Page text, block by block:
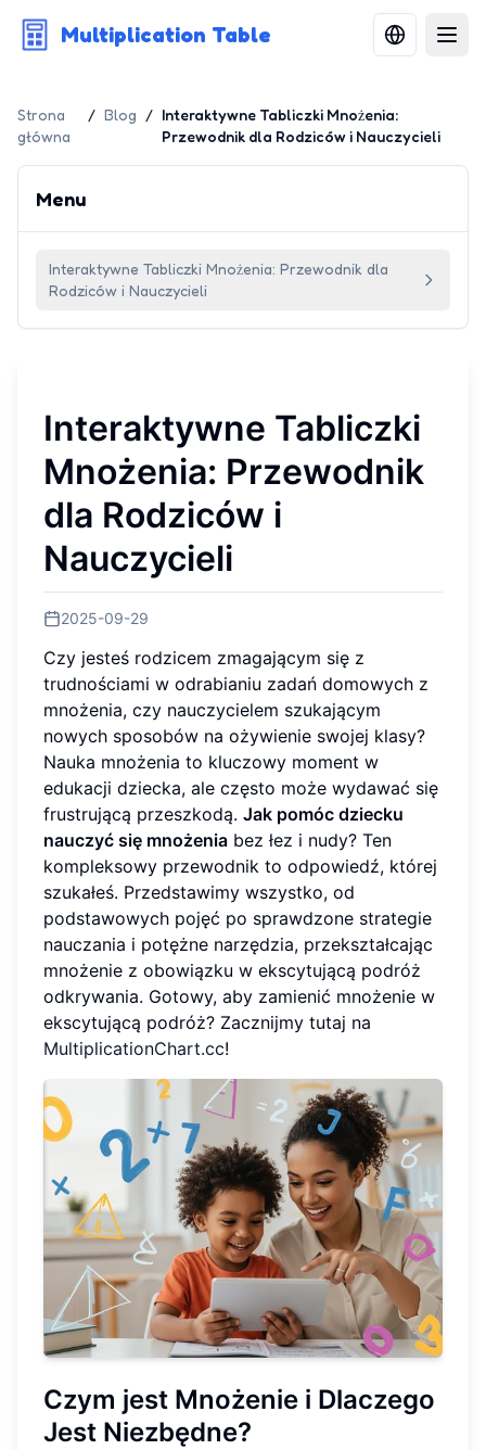
Multiplication Table
Strona
główna
/ Blog / Interaktywne Tabliczki Mnożenia:
Przewodnik dla Rodziców i Nauczycieli
Menu
Interaktywne Tabliczki Mnożenia: Przewodnik dla
Rodziców i Nauczycieli
Interaktywne Tabliczki
Mnożenia: Przewodnik
dla Rodziców i
Nauczycieli
2025-09-29
Czy jesteś rodzicem zmagającym się z
trudnościami w odrabianiu zadań domowych z
mnożenia, czy nauczycielem szukającym
nowych sposobów na ożywienie swojej klasy?
Nauka mnożenia to kluczowy moment w
edukacji dziecka, ale często może wydawać się
frustrującą przeszkodą. Jak pomóc dziecku
nauczyć się mnożenia bez łez i nudy? Ten
kompleksowy przewodnik to odpowiedź, której
szukałeś. Przedstawimy wszystko, od
podstawowych pojęć po sprawdzone strategie
nauczania i potężne narzędzia, przekształcając
mnożenie z obowiązku w ekscytującą podróż
odkrywania. Gotowy, aby zamienić mnożenie w
ekscytującą podróż? Zacznijmy tutaj na
MultiplicationChart.cc!
Czym jest Mnożenie i Dlaczego
Jest Niezbędne?